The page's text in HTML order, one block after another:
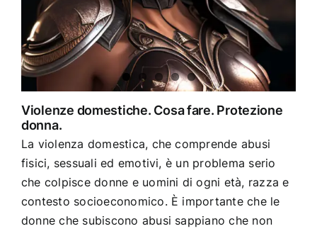
Violenze domestiche. Cosa fare. Protezione
donna.
La violenza domestica, che comprende abusi
fisici, sessuali ed emotivi, è un problema serio
che colpisce donne e uomini di ogni età, razza e
contesto socioeconomico. È importante che le
donne che subiscono abusi sappiano che non